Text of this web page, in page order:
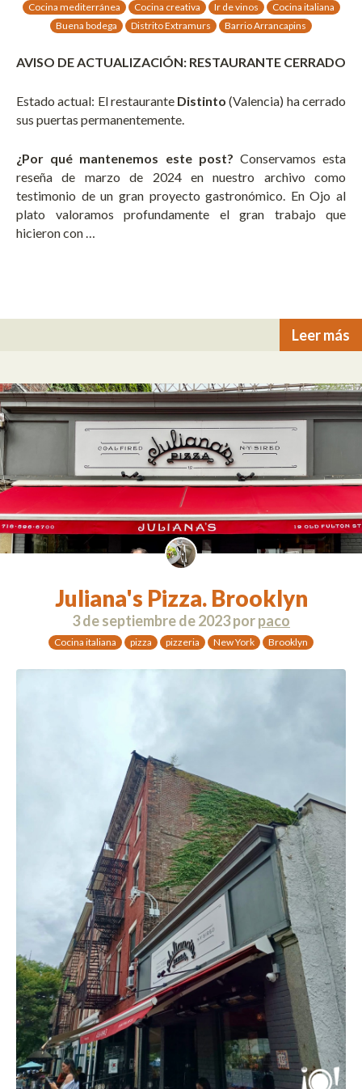
Cocina mediterránea Cocina creativa Ir de vinos
Cocina italiana
Buena bodega
Distrito Extramurs Barrio Arrancapins
AVISO DE ACTUALIZACIÓN: RESTAURANTE CERRADO
Estado actual: El restaurante Distinto (Valencia) ha cerrado
sus puertas permanentemente.
¿Por qué mantenemos este post? Conservamos esta
reseña de marzo de 2024 en nuestro archivo como
testimonio de un gran proyecto gastronómico. En Ojo al
plato valoramos profundamente el gran trabajo que
hicieron con …
Leer más
Juliana's Pizza. Brooklyn
3 de septiembre de 2023porpaco
Cocina italiana pizza pizzeria New York Brooklyn